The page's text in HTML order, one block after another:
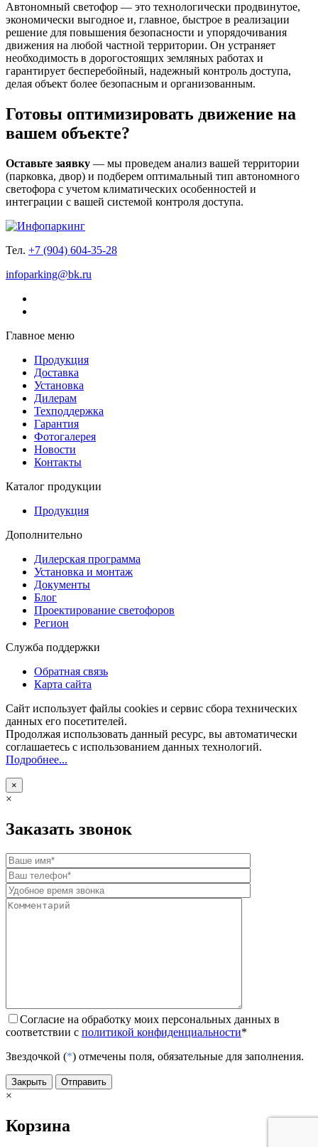
Автономный светофор — это технологически продвинутое,
экономически выгодное и, главное, быстрое в реализации
решение для повышения безопасности и упорядочивания
движения на любой частной территории. Он устраняет
необходимость в дорогостоящих земляных работах и
гарантирует бесперебойный, надежный контроль доступа,
делая объект более безопасным и организованным.
Готовы оптимизировать движение на
вашем объекте?
Оставьте заявку — мы проведем анализ вашей территории
(парковка, двор) и подберем оптимальный тип автономного
светофора с учетом климатических особенностей и
интеграции с вашей системой контроля доступа.
Тел. +7 (904) 604-35-28
infoparking@bk.ru
Главное меню
Продукция
Доставка
Установка
Дилерам
Техподдержка
Гарантия
Фотогалерея
Новости
Контакты
Каталог продукции
Продукция
Дополнительно
Дилерская программа
Установка и монтаж
Документы
Блог
Проектирование светофоров
Регион
Служба поддержки
Обратная связь
Карта сайта
Сайт использует файлы cookies и сервис сбора технических
данных его посетителей.
Продолжая использовать данный ресурс, вы автоматически
соглашаетесь с использованием данных технологий.
Подробнее...
×
×
Заказать звонок
Согласие на обработку моих персональных данных в
соответствии с политикой конфиденциальности*
Звездочкой (*) отмечены поля, обязательные для заполнения.
Закрыть Отправить
×
Корзина